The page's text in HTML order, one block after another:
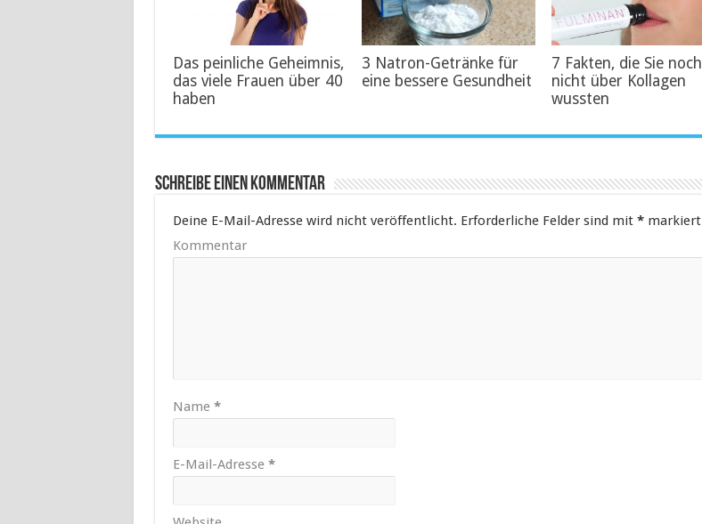
Das peinliche Geheimnis,
das viele Frauen über 40
haben
3 Natron-Getränke für
eine bessere Gesundheit
7 Fakten, die Sie noch
nicht über Kollagen
wussten
Schreibe einen Kommentar
Deine E-Mail-Adresse wird nicht veröffentlicht. Erforderliche Felder sind mit *markiert
Kommentar
Name *
E-Mail-Adresse *